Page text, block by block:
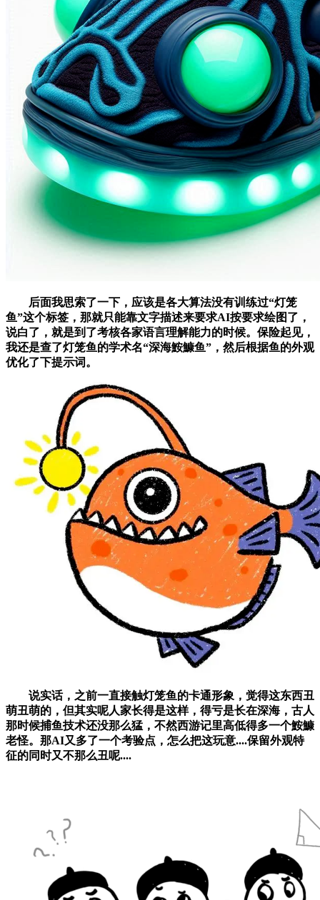
后面我思索了一下，应该是各大算法没有训练过“灯笼
鱼”这个标签，那就只能靠文字描述来要求AI按要求绘图了，
说白了，就是到了考核各家语言理解能力的时候。保险起见，
我还是查了灯笼鱼的学术名“深海鮟鱇鱼”，然后根据鱼的外观
优化了下提示词。
说实话，之前一直接触灯笼鱼的卡通形象，觉得这东西丑
萌丑萌的，但其实呢人家长得是这样，得亏是长在深海，古人
那时候捕鱼技术还没那么猛，不然西游记里高低得多一个鮟鱇
老怪。那AI又多了一个考验点，怎么把这玩意....保留外观特
征的同时又不那么丑呢....